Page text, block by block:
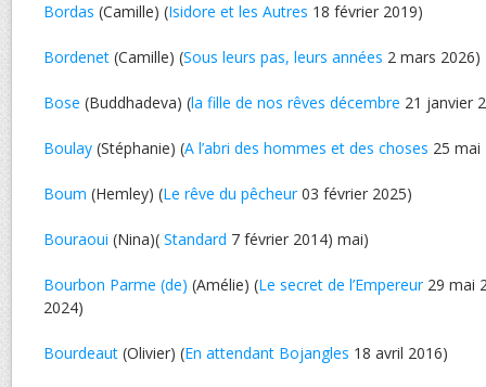
Bordas (Camille) (Isidore et les Autres 18 février 2019)
Bordenet (Camille) (Sous leurs pas, leurs années 2 mars 2026)
Bose (Buddhadeva) (la fille de nos rêves décembre 21 janvier
Boulay (Stéphanie) (A l’abri des hommes et des choses 25 mai
Boum (Hemley) (Le rêve du pêcheur03 février 2025)
Bouraoui (Nina)( Standard 7 février 2014) mai)
Bourbon Parme (de) (Amélie) (Le secret de l’Empereur 29 mai
2024)
Bourdeaut (Olivier) (En attendant Bojangles 18 avril 2016)